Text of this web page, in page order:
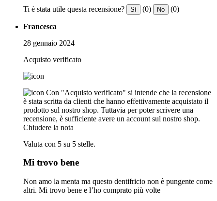
Ti è stata utile questa recensione? Sì (0) No (0)
Francesca
28 gennaio 2024
Acquisto verificato
Con "Acquisto verificato" si intende che la recensione
è stata scritta da clienti che hanno effettivamente acquistato il
prodotto sul nostro shop. Tuttavia per poter scrivere una
recensione, è sufficiente avere un account sul nostro shop.
Chiudere la nota
Valuta con 5 su 5 stelle.
Mi trovo bene
Non amo la menta ma questo dentifricio non è pungente come
altri. Mi trovo bene e l’ho comprato più volte